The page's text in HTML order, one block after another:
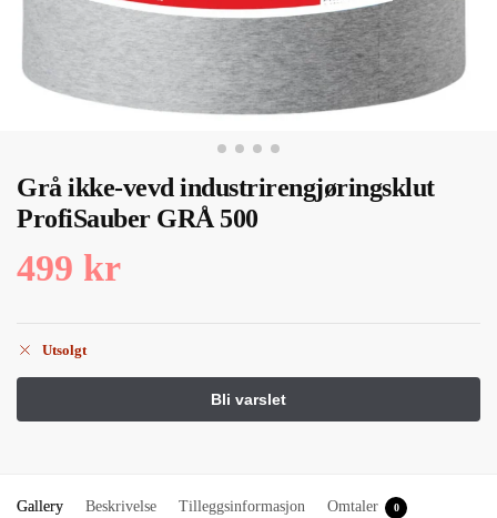
Grå ikke-vevd industrirengjøringsklut
ProfiSauber GRÅ 500
499 kr
Utsolgt
Gallery Beskrivelse Tilleggsinformasjon Omtaler 0